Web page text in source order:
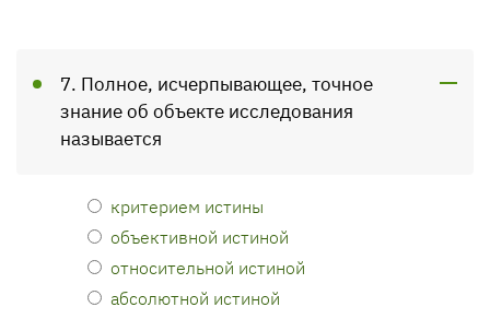
7. Полное, исчерпывающее, точное
знание об объекте исследования
называется
критерием истины
объективной истиной
относительной истиной
абсолютной истиной